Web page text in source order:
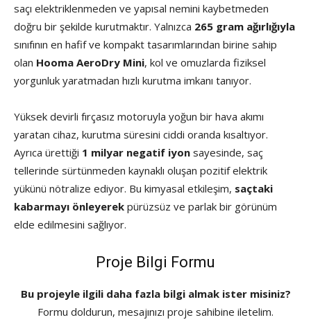
saçı elektriklenmeden ve yapısal nemini kaybetmeden
doğru bir şekilde kurutmaktır. Yalnızca 265 gram ağırlığıyla
sınıfının en hafif ve kompakt tasarımlarından birine sahip
olan Hooma AeroDry Mini, kol ve omuzlarda fiziksel
yorgunluk yaratmadan hızlı kurutma imkanı tanıyor.
Yüksek devirli fırçasız motoruyla yoğun bir hava akımı
yaratan cihaz, kurutma süresini ciddi oranda kısaltıyor.
Ayrıca ürettiği 1 milyar negatif iyon sayesinde, saç
tellerinde sürtünmeden kaynaklı oluşan pozitif elektrik
yükünü nötralize ediyor. Bu kimyasal etkileşim, saçtaki
kabarmayı önleyerek pürüzsüz ve parlak bir görünüm
elde edilmesini sağlıyor.
Proje Bilgi Formu
Bu projeyle ilgili daha fazla bilgi almak ister misiniz?
Formu doldurun, mesajınızı proje sahibine iletelim.